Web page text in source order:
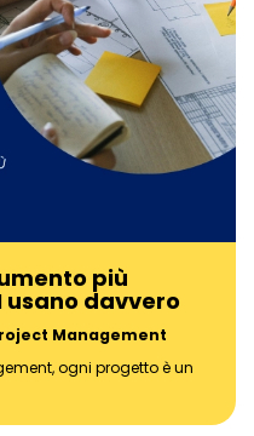
più
usano davvero
Management
ogni progetto è un